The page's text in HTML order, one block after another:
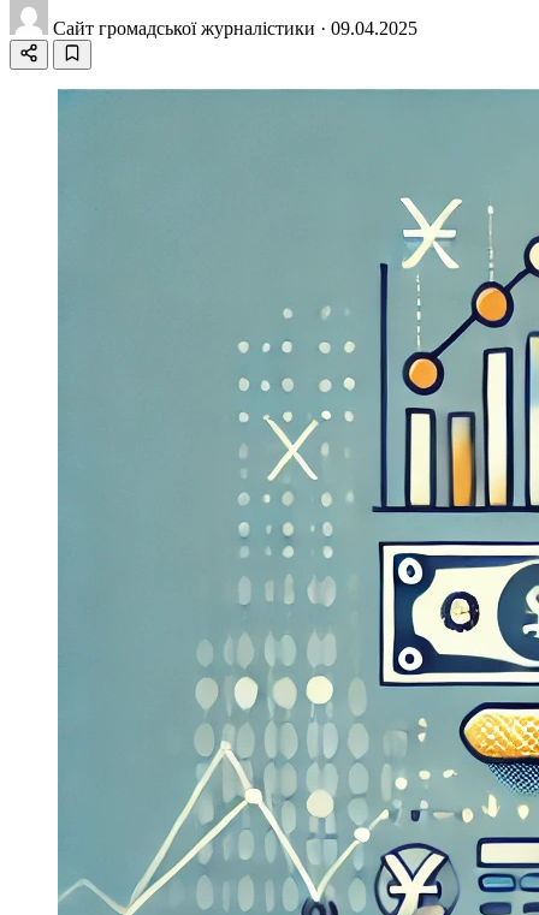
Сайт громадської журналістики · 09.04.2025